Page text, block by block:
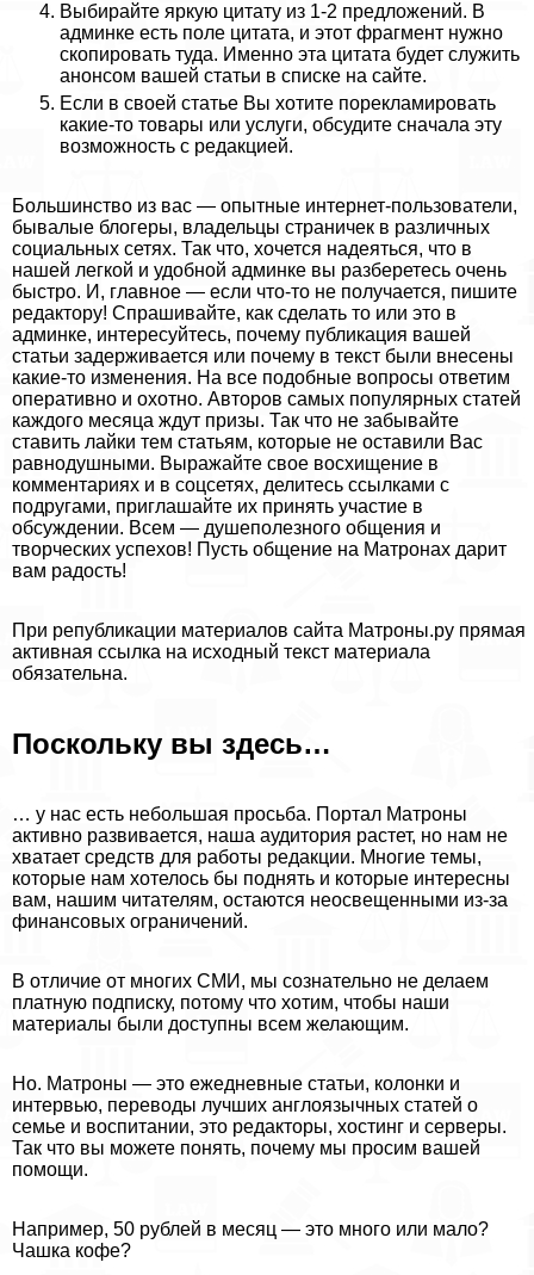
Выбирайте яркую цитату из 1-2 предложений. В
админке есть поле цитата, и этот фрагмент нужно
скопировать туда. Именно эта цитата будет служить
анонсом вашей статьи в списке на сайте.
Если в своей статье Вы хотите порекламировать
какие-то товары или услуги, обсудите сначала эту
возможность с редакцией.
Большинство из вас — опытные интернет-пользователи,
бывалые блогеры, владельцы страничек в различных
социальных сетях. Так что, хочется надеяться, что в
нашей легкой и удобной админке вы разберетесь очень
быстро. И, главное — если что-то не получается, пишите
редактору! Спрашивайте, как сделать то или это в
админке, интересуйтесь, почему публикация вашей
статьи задерживается или почему в текст были внесены
какие-то изменения. На все подобные вопросы ответим
оперативно и охотно. Авторов самых популярных статей
каждого месяца ждут призы. Так что не забывайте
ставить лайки тем статьям, которые не оставили Вас
равнодушными. Выражайте свое восхищение в
комментариях и в соцсетях, делитесь ссылками с
подругами, приглашайте их принять участие в
обсуждении. Всем — душеполезного общения и
творческих успехов! Пусть общение на Матронах дарит
вам радость!
При републикации материалов сайта Матроны.ру прямая
активная ссылка на исходный текст материала
обязательна.
Поскольку вы здесь…
… у нас есть небольшая просьба. Портал Матроны
активно развивается, наша аудитория растет, но нам не
хватает средств для работы редакции. Многие темы,
которые нам хотелось бы поднять и которые интересны
вам, нашим читателям, остаются неосвещенными из-за
финансовых ограничений.
В отличие от многих СМИ, мы сознательно не делаем
платную подписку, потому что хотим, чтобы наши
материалы были доступны всем желающим.
Но. Матроны — это ежедневные статьи, колонки и
интервью, переводы лучших англоязычных статей о
семье и воспитании, это редакторы, хостинг и серверы.
Так что вы можете понять, почему мы просим вашей
помощи.
Например, 50 рублей в месяц — это много или мало?
Чашка кофе?